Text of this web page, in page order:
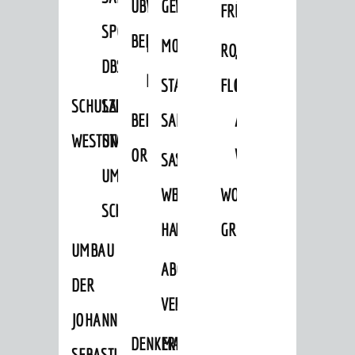
SPORTHALLE
DBS
SCHULZENTRUM
WESTSTADT
SANIERUNG-
UND
UMBAUMASSNAHME S
CHLOSS
UMBAU
DER
JOHANN-
ÜBER
BEBAUUNGSPLÄNE
VERFAHREN
BEBAUUNGSPLÄNE
KERNSTADT
BEBAUUNGSPLÄNE
ORTSTEILE
EINZELHANDELSKONZEPT
MOBILFUNKKONZEPT
LÄRMAKTIONSPLAN
STADTERNEUERUNG/-
SANIERUNG
SANIERUNG
WESTLICH
HAUPTBAHNHOF
SANIERUNGSGEBIET
HILDEBRANDSCHE
MÜHLE
ABGESCHLOSSENE
VERFAHREN
DENKMALSCHUTZ
ERHALTUNGSSATZUNGEN
FRÜHLING
HERBST
RODENSTEINER
FLOHMARKT
„WOINEM
LIVE“
AM
WINDECKPLATZ
WOCHENMARKT
GROOVE